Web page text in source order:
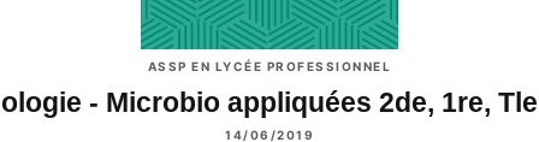
ASSP EN LYCÉE PROFESSIONNEL
- Microbio appliquées 2de, 1re,
14/06/2019